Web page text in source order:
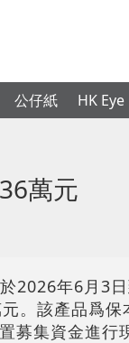
公仔紙 HK Eye
萬元
2026年6月3
。該產品爲
募集資金進行